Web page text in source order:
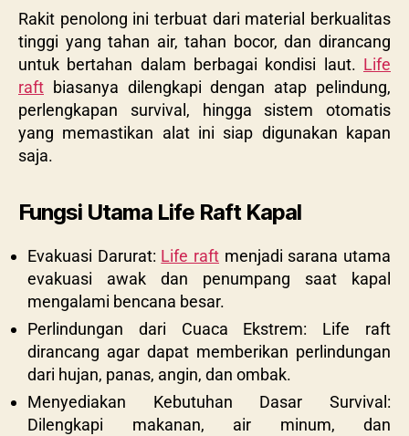
Rakit penolong ini terbuat dari material berkualitas
tinggi yang tahan air, tahan bocor, dan dirancang
untuk bertahan dalam berbagai kondisi laut. Life
raft biasanya dilengkapi dengan atap pelindung,
perlengkapan survival, hingga sistem otomatis
yang memastikan alat ini siap digunakan kapan
saja.
Fungsi Utama Life Raft Kapal
Evakuasi Darurat: Life raft menjadi sarana utama
evakuasi awak dan penumpang saat kapal
mengalami bencana besar.
Perlindungan dari Cuaca Ekstrem: Life raft
dirancang agar dapat memberikan perlindungan
dari hujan, panas, angin, dan ombak.
Menyediakan Kebutuhan Dasar Survival:
Dilengkapi makanan, air minum, dan